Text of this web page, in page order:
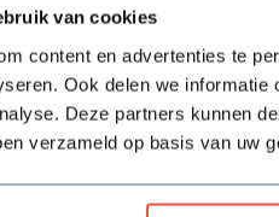
van cookies
content en advertenties te
Ook delen we
Deze partners kunnen
verzameld op basis van uw
Vivimus
17,05